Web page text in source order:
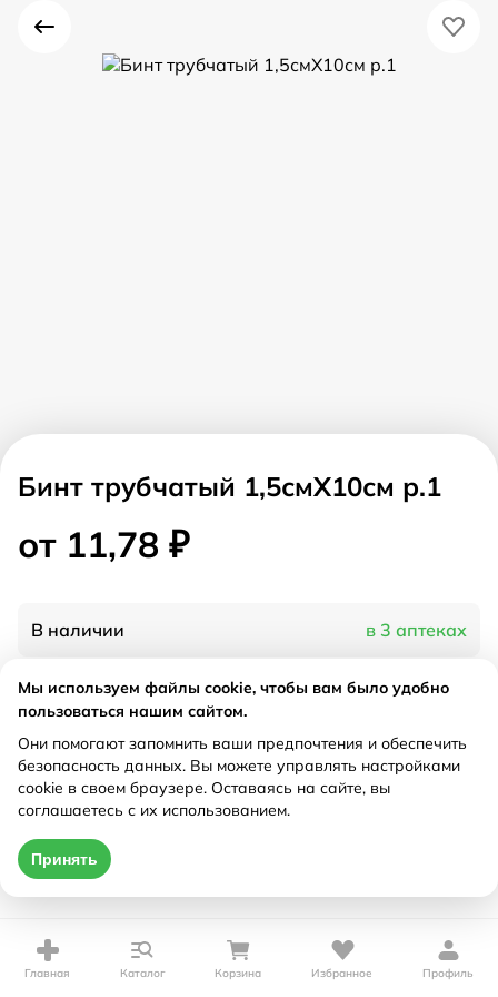
Бинт трубчатый 1,5смX10см р.1
от 11,78 ₽
В наличии в 3 аптеках
Характеристики
Рецепт Не требуется
Цена действительна только при оформлении онлайн
Главная Каталог Корзина Избранное Профиль
Мы используем файлы cookie, чтобы вам было удобно
пользоваться нашим сайтом.
Они помогают запомнить ваши предпочтения и обеспечить
безопасность данных. Вы можете управлять настройками
cookie в своем браузере. Оставаясь на сайте, вы
соглашаетесь с их использованием.
Принять